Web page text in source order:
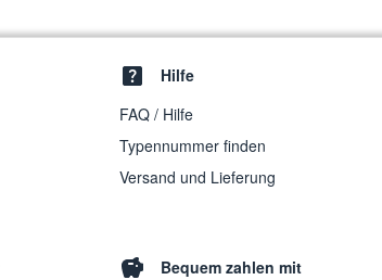
Hilfe
FAQ / Hilfe
Typennummer finden
Versand und Lieferung
Bequem zahlen mit